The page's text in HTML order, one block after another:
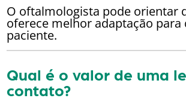
O oftalmologista pode orientar
oferece melhor adaptação para
paciente.
Qual é o valor de uma
contato?